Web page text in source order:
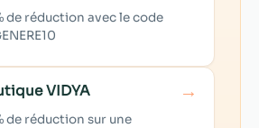
de réduction avec le code
VIDYA
de réduction sur une
→